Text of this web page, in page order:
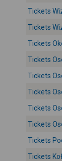
Tickets
Tickets
Tickets
Tickets
Tickets
Tickets
Tickets
Tickets
Tickets
Tickets